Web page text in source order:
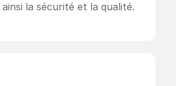
la sécurité et la qualité.